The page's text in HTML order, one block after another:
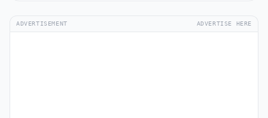
ADVERTISEMENT ADVERTISE HERE